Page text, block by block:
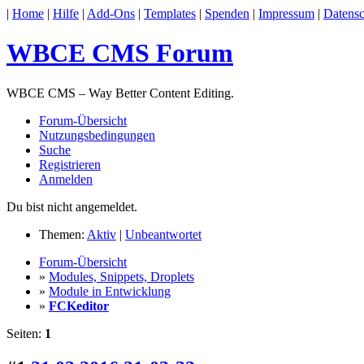
| Home | Hilfe | Add-Ons | Templates | Spenden | Impressum |
WBCE CMS Forum
WBCE CMS – Way Better Content Editing.
Forum-Übersicht
Nutzungsbedingungen
Suche
Registrieren
Anmelden
Du bist nicht angemeldet.
Themen: Aktiv | Unbeantwortet
Forum-Übersicht
» Modules, Snippets, Droplets
» Module in Entwicklung
» FCKeditor
Seiten: 1